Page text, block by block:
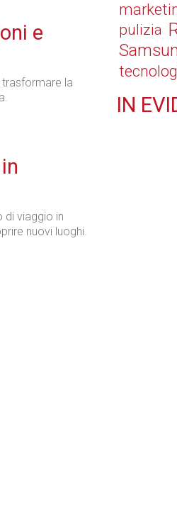
e
trasformare la
di viaggio in
nuovi luoghi.
pulizia
IN